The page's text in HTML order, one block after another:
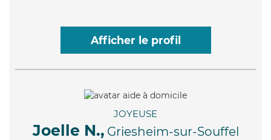
Afficher le profil
JOYEUSE
Joelle N., Griesheim-sur-Souffel